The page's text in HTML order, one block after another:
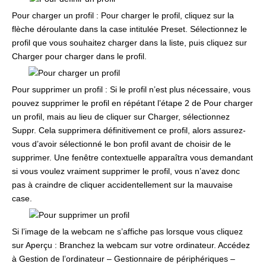
Pour charger un profil : Pour charger le profil, cliquez sur la
flèche déroulante dans la case intitulée Preset. Sélectionnez le
profil que vous souhaitez charger dans la liste, puis cliquez sur
Charger pour charger dans le profil.
Pour supprimer un profil : Si le profil n’est plus nécessaire, vous
pouvez supprimer le profil en répétant l’étape 2 de Pour charger
un profil, mais au lieu de cliquer sur Charger, sélectionnez
Suppr. Cela supprimera définitivement ce profil, alors assurez-
vous d’avoir sélectionné le bon profil avant de choisir de le
supprimer. Une fenêtre contextuelle apparaîtra vous demandant
si vous voulez vraiment supprimer le profil, vous n’avez donc
pas à craindre de cliquer accidentellement sur la mauvaise
case.
Si l’image de la webcam ne s’affiche pas lorsque vous cliquez
sur Aperçu : Branchez la webcam sur votre ordinateur. Accédez
à Gestion de l’ordinateur – Gestionnaire de périphériques –